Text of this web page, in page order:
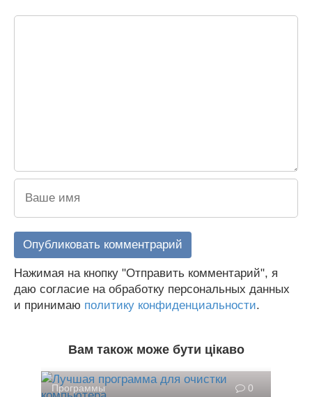
Нажимая на кнопку "Отправить комментарий", я
даю согласие на обработку персональных данных
и принимаю политику конфиденциальности.
Вам також може бути цікаво
Программы 0